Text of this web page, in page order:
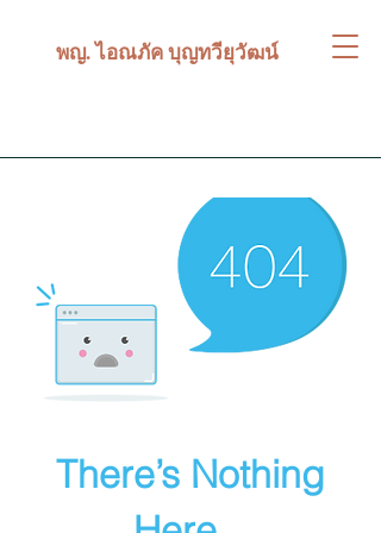
พญ. ไอณภัค บุญทวียุวัฒน์
There’s Nothing